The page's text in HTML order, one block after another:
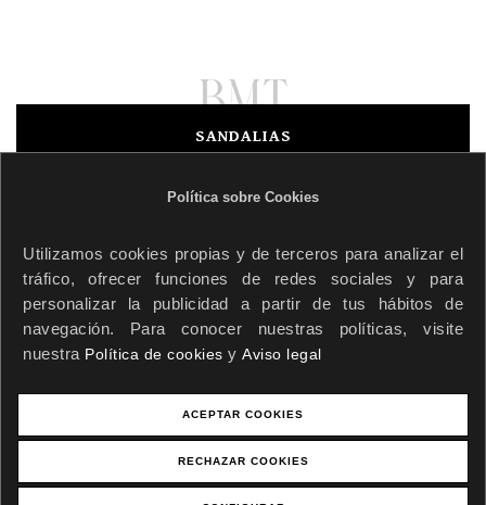
Política sobre Cookies
Utilizamos cookies propias y de terceros para analizar el
tráfico, ofrecer funciones de redes sociales y para
personalizar la publicidad a partir de tus hábitos de
navegación. Para conocer nuestras políticas, visite
nuestra Política de cookies y Aviso legal
ACEPTAR COOKIES
RECHAZAR COOKIES
SANDALIAS
ZAPATOS
Contacto
Login
670 813 588
670 813 588
info@bmtcollection.com
Política de privacidad · Política de devoluciones